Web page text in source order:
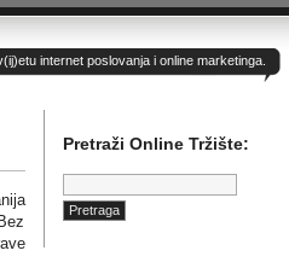
internet poslovanja i online marketinga.
Pretraži Online Tržište:
Pretraga: